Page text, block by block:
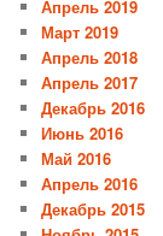
Апрель 2019
Март 2019
Апрель 2018
Апрель 2017
Декабрь 2016
Июнь 2016
Май 2016
Апрель 2016
Декабрь 2015